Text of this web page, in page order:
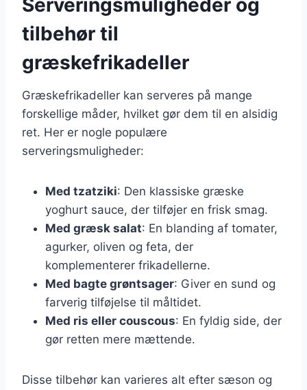
tilbehør til
græskefrikadeller
Græskefrikadeller kan serveres på mange
forskellige måder, hvilket gør dem til en alsidig
ret. Her er nogle populære
serveringsmuligheder:
Med tzatziki: Den klassiske græske
yoghurt sauce, der tilføjer en frisk smag.
Med græsk salat: En blanding af tomater,
agurker, oliven og feta, der
komplementerer frikadellerne.
Med bagte grøntsager: Giver en sund og
farverig tilføjelse til måltidet.
Med ris eller couscous: En fyldig side, der
gør retten mere mættende.
Disse tilbehør kan varieres alt efter sæson og